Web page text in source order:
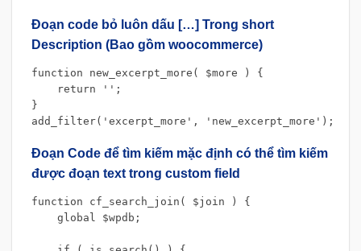
Đoạn code bỏ luôn dấu […] Trong short
Description (Bao gồm woocommerce)
function new_excerpt_more( $more ) {
    return '';
}
add_filter('excerpt_more', 'new_excerpt_more');
Đoạn Code để tìm kiếm mặc định có thể tìm kiếm
được đoạn text trong custom field
function cf_search_join( $join ) {
    global $wpdb;